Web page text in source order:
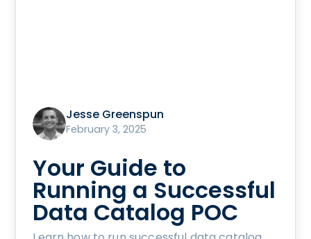
Jesse Greenspun
February 3, 2025
Your Guide to
Running a Successful
Data Catalog POC